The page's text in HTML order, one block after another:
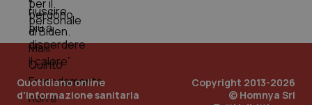
Quotidiano online
d'informazione sanitaria
Copyright 2013-2026
© Homnya Srl